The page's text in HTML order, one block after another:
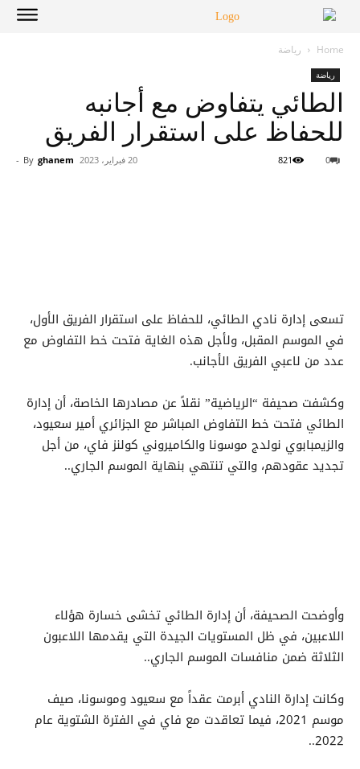
Home رياضة
رياضة
الطائي يتفاوض مع أجانبه
للحفاظ على استقرار الفريق
By ghanem
- 20 فبراير، 2023 0
821
تسعى إدارة نادي الطائي، للحفاظ على استقرار الفريق الأول،
في الموسم المقبل، ولأجل هذه الغاية فتحت خط التفاوض مع
عدد من لاعبي الفريق الأجانب.
وكشفت صحيفة “الرياضية” نقلاً عن مصادرها الخاصة، أن إدارة
الطائي فتحت خط التفاوض المباشر مع الجزائري أمير سعيود،
والزيمبابوي نولدج موسونا والكاميروني كولنز فاي، من أجل
تجديد عقودهم، والتي تنتهي بنهاية الموسم الجاري..
وأوضحت الصحيفة، أن إدارة الطائي تخشى خسارة هؤلاء
اللاعبين، في ظل المستويات الجيدة التي يقدمها اللاعبون
الثلاثة ضمن منافسات الموسم الجاري..
وكانت إدارة النادي أبرمت عقداً مع سعيود وموسونا، صيف
موسم 2021، فيما تعاقدت مع فاي في الفترة الشتوية عام
2022..